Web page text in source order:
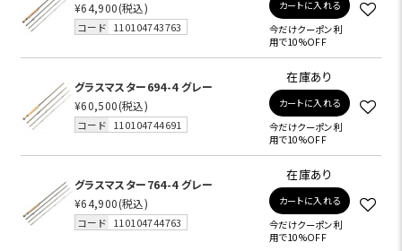
¥64,900(税込)
コード 110104743763
カートに入れる
今だけクーポン利
用で10%OFF
グラスマスター694-4 グレー
¥60,500(税込)
コード 110104744691
在庫あり
カートに入れる
今だけクーポン利
用で10%OFF
グラスマスター764-4 グレー
¥64,900(税込)
コード 110104744763
在庫あり
カートに入れる
今だけクーポン利
用で10%OFF